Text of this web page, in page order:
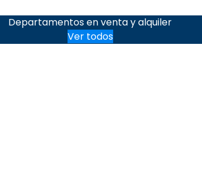
Departamentos en venta y alquiler
Ver todos